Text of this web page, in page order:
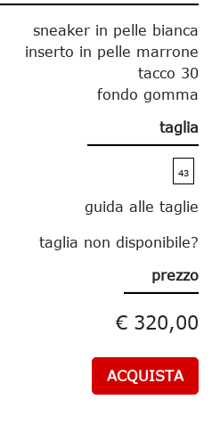
sneaker in pelle bianca
inserto in pelle marrone
tacco 30
fondo gomma
taglia
43
guida alle taglie
taglia non disponibile?
prezzo
€ 320,00
ACQUISTA